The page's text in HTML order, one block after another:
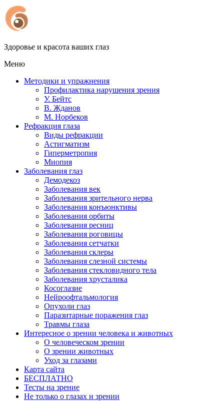
Здоровье и красота ваших глаз
Меню
Методики и упражнения
Профилактика нарушения зрения
У. Бейтс
В. Жданов
М. Норбеков
Рефракция глаза
Виды рефракции
Астигматизм
Гиперметропия
Миопия
Заболевания глаз
Демодекоз
Заболевания век
Заболевания зрительного нерва
Заболевания конъюнктивы
Заболевания орбиты
Заболевания ресниц
Заболевания роговицы
Заболевания сетчатки
Заболевания склеры
Заболевания слезной системы
Заболевания стекловидного тела
Заболевания хрусталика
Косоглазие
Нейроофтальмология
Опухоли глаз
Паразитарные поражения глаз
Травмы глаза
Интересное о зрении человека и животных
О человеческом зрении
О зрении животных
Уход за глазами
Карта сайта
БЕСПЛАТНО
Тесты на зрение
Не только о глазах и зрении